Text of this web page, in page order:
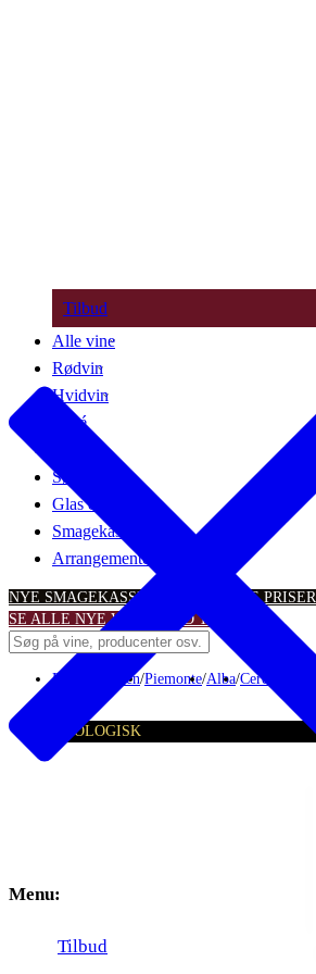
Menu:
Tilbud
Tilbud
Alle vine
Rødvin
Hvidvin
Rosé
Søde vine
Glas & tilbehør
Smagekasser
Arrangementer
NYE SMAGEKASSER – TIL SKARPE PRISER
SE ALLE NYE VINTILBUDTILBUD
Rødvin Italien/Piemonte/Alba/Ceretto
ØKOLOGISK